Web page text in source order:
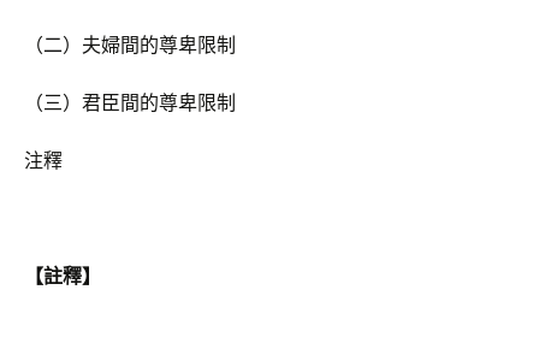
（二）夫婦間的尊卑限制
（三）君臣間的尊卑限制
注釋
【註釋】